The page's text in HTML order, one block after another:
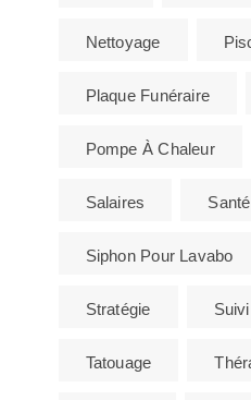
Nettoyage
Plaque Funéraire
Pompe À Chaleur
Salaires Santé
Siphon Pour Lavabo
Stratégie
Tatouage